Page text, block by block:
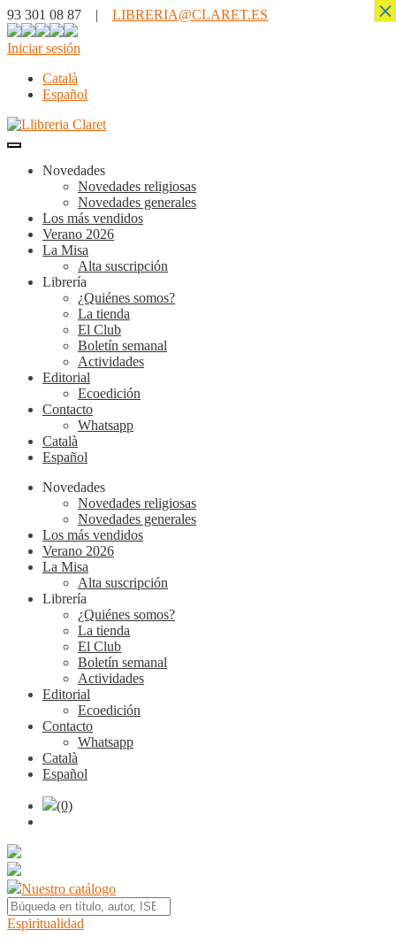
93 301 08 87 | LIBRERIA@CLARET.ES
Iniciar sesión
Català
Español
Novedades
Novedades religiosas
Novedades generales
Los más vendidos
Verano 2026
La Misa
Alta suscripción
Librería
¿Quiénes somos?
La tienda
El Club
Boletín semanal
Actividades
Editorial
Ecoedición
Contacto
Whatsapp
Català
Español
Novedades
Novedades religiosas
Novedades generales
Los más vendidos
Verano 2026
La Misa
Alta suscripción
Librería
¿Quiénes somos?
La tienda
El Club
Boletín semanal
Actividades
Editorial
Ecoedición
Contacto
Whatsapp
Català
Español
(0)
Nuestro catálogo
Espiritualidad
×